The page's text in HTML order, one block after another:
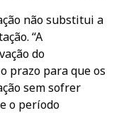
não substitui a
“A
do
prazo para que os
sem sofrer
o período